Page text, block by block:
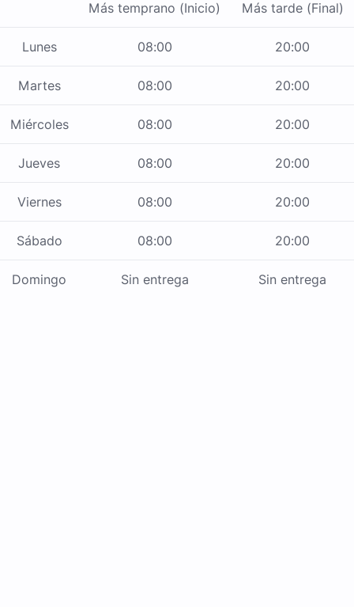
Más temprano (Inicio) Más tarde (Final)
Lunes 08:00 20:00
Martes 08:00 20:00
Miércoles 08:00 20:00
Jueves 08:00 20:00
Viernes 08:00 20:00
Sábado 08:00 20:00
Domingo Sin entrega Sin entrega